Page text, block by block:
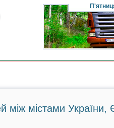
між містами України,